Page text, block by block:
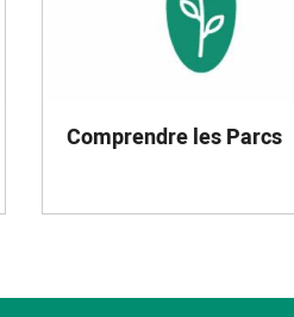
Comprendre les Parcs